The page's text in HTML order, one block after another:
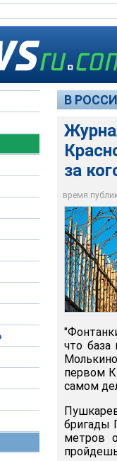
В
за
время
бойцы
что база
первом
самом
бригады
метров